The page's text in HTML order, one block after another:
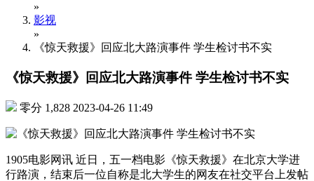
»
影视
»
《惊天救援》回应北大路演事件 学生检讨书不实
《惊天救援》回应北大路演事件 学生检讨书不实
零分 1,828 2023-04-26 11:49
1905电影网讯 近日，五一档电影《惊天救援》在北京大学进
行路演，结束后一位自称是北大学生的网友在社交平台上发帖